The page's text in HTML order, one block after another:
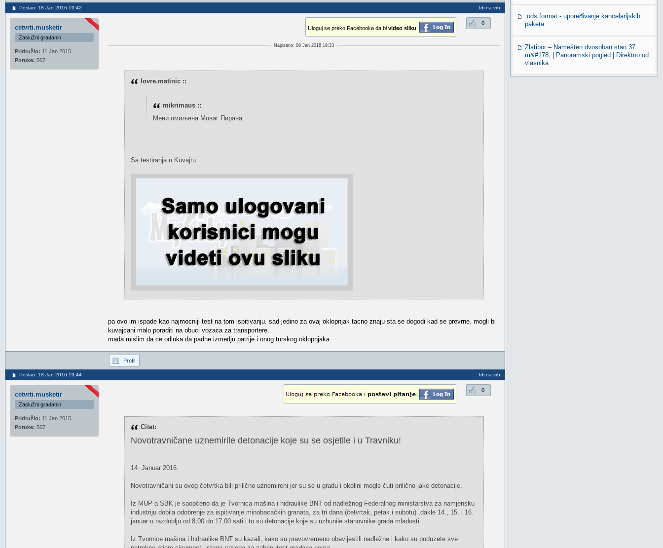
Poslao: 18 Jan 2016 19:42 Idi na vrh
cetvrti.musketir
Zaslužni građanin
Pridružio: 11 Jan 2015
Poruke: 567
0
Uloguj se preko Facebooka da bi video sliku:
Napisano: 08 Jan 2016 19:33
lovre.matinic ::
mikrimaus ::
Мени омиљена Моваг Пирана.
Sa testiranja u Kuvajtu
pa ovo im ispade kao najmocniji test na tom ispitivanju. sad jedino za ovaj oklopnjak tacno znaju sta se dogodi kad se prevrne. mogli bi
kuvajcani malo poraditi na obuci vozaca za transportere.
mada mislim da ce odluka da padne izmedju patrije i onog turskog oklopnjaka.
Profil
Poslao: 18 Jan 2016 19:44 Idi na vrh
cetvrti.musketir
Zaslužni građanin
Pridružio: 11 Jan 2015
Poruke: 567
0
Citat:
Novotravničane uznemirile detonacije koje su se osjetile i u Travniku!
14. Januar 2016.
Novotravničani su ovog četvrtka bili prilično uznemireni jer su se u gradu i okolini mogle čuti prilično jake detonacije.
Iz MUP-a SBK je saopćeno da je Tvornica mašina i hidraulike BNT od nadležnog Federalnog ministarstva za namjensku
industriju dobila odobrenje za ispitivanje minobacačkih granata, za tri dana (četvrtak, petak i subotu) ,dakle 14., 15. i 16.
januar u razdoblju od 8,00 do 17,00 sati i to su detonacije koje su uzbunile stanovnike grada mladosti.
Iz Tvornice mašina i hidraulike BNT su kazali, kako su pravovremeno obavijestili nadležne i kako su poduzete sve
.ods format - upoređivanje kancelarijskih
paketa
Zlatibor – Namešten dvosoban stan 37
m&#178; | Panoramski pogled | Direktno od
vlasnika